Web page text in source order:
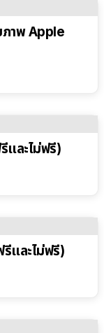
าพ Apple
และไม่ฟรี)
และไม่ฟรี)